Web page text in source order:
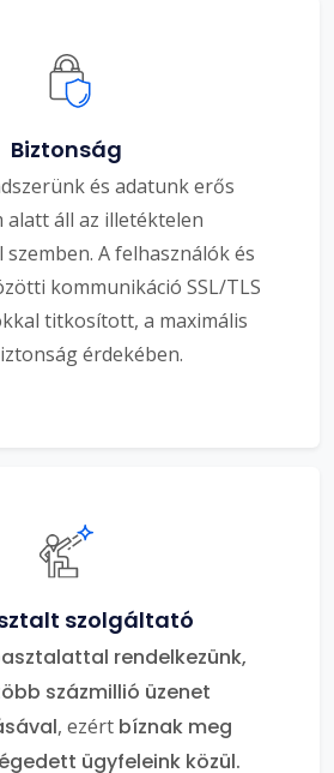
Biztonság
és adatunk erős
alatt áll az illetéktelen
A felhasználók és
kommunikáció SSL/TLS
titkosított, a maximális
érdekében.
szolgáltató
rendelkezünk,
százmillió üzenet
, ezért bíznak meg
ügyfeleink közül.